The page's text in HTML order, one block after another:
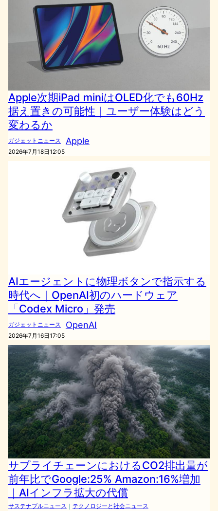
Apple次期iPad miniはOLED化でも60Hz
据え置きの可能性｜ユーザー体験はどう
変わるか
ガジェットニュース Apple
2026年7月18日12:05
AIエージェントに物理ボタンで指示する
時代へ｜OpenAI初のハードウェア
「Codex Micro」発売
ガジェットニュース OpenAI
2026年7月16日17:05
サプライチェーンにおけるCO2排出量が
前年比でGoogle:25% Amazon:16%増加
｜AIインフラ拡大の代償
サステナブルニュース ｜ テクノロジーと社会ニュース